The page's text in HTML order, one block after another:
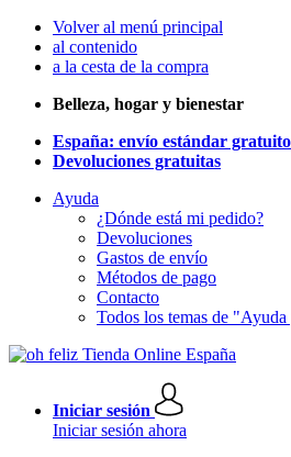
Volver al menú principal
al contenido
a la cesta de la compra
Belleza, hogar y bienestar
España: envío estándar gratuito
Devoluciones gratuitas
Ayuda
¿Dónde está mi pedido?
Devoluciones
Gastos de envío
Métodos de pago
Contacto
Todos los temas de
Iniciar sesión
Iniciar sesión ahora